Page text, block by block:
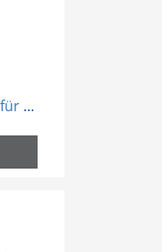
Edelstahl Metall Pulver Metallurgie für heterogene strukturelle Kommunikationsteile